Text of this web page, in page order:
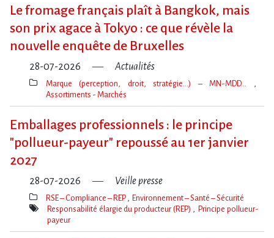
Le fromage français plaît à Bangkok, mais
son prix agace à Tokyo : ce que révèle la
nouvelle enquête de Bruxelles
28-07-2026 Actualités
Thèmes(s)
Marque (perception, droit, stratégie…) – MN-MDD…
Assortiments - Marchés
Emballages professionnels : le principe
"pollueur-payeur" repoussé au 1er janvier
2027
28-07-2026 Veille presse
Thèmes(s)
RSE – Compliance – REP Environnement – Santé – Sécurité
Mot(s)-
Responsabilité élargie du producteur (REP)
Principe pollueur-
payeur